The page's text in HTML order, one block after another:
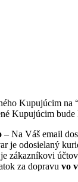
Kupujúcim na
Kupujúcim
– Na Váš email
je odosielaný
zákazníkovi
za dopravu vo